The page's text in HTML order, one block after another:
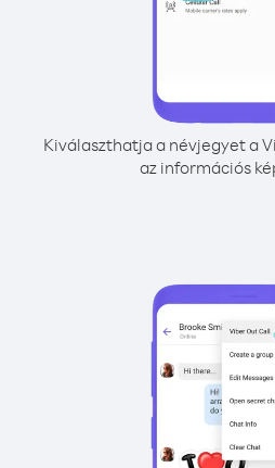
Kiválaszthatja a névjegyet a
az információs